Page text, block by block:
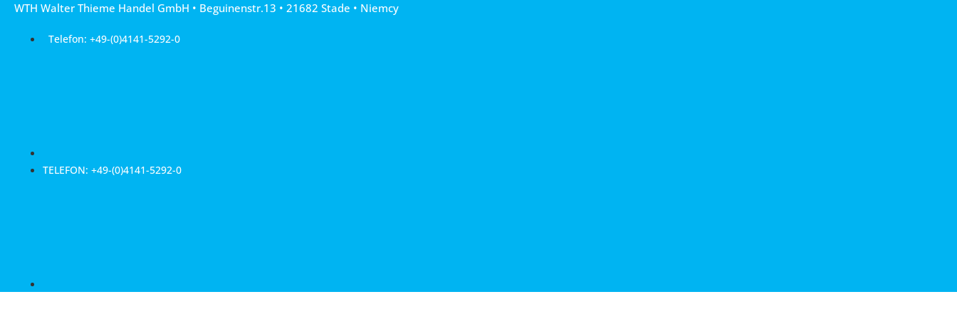
Przejdź
WTH Walter Thieme Handel GmbH • Beguinenstr.13 • 21682 Stade • Niemcy
Telefon: +49-(0)4141-5292-0
TELEFON: +49-(0)4141-5292-0